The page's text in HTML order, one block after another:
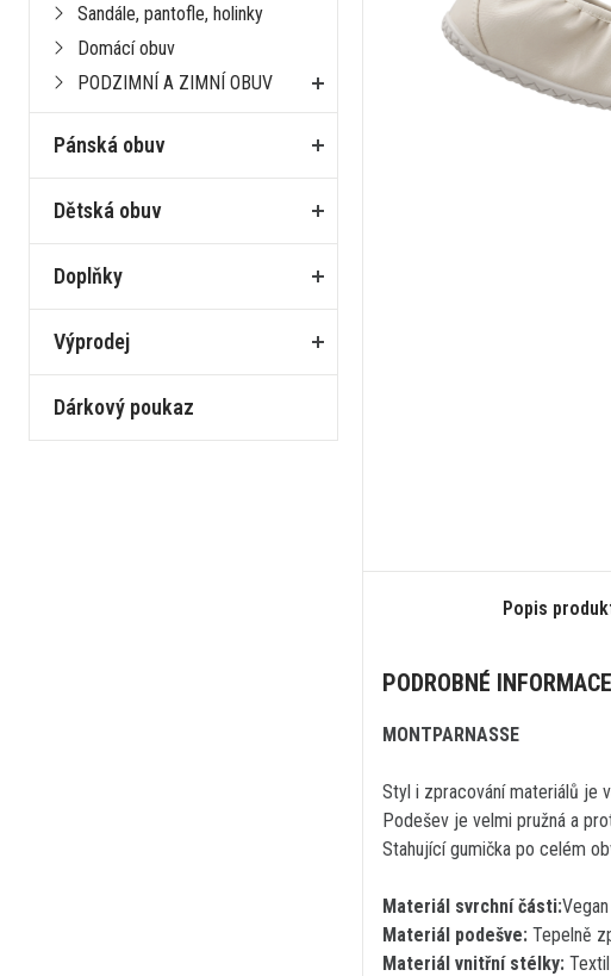
Popis
PODROBNÉ INFORMACE
MONTPARNASSE
Styl i zpracování materiálů je
Podešev je velmi pružná a
Stahující gumička po celém
Materiál svrchní části:
Materiál podešve: Tepelně
Materiál vnitřní stélky: Textil
Sandále, pantofle, holinky
Domácí obuv
PODZIMNÍ A ZIMNÍ OBUV
Pánská obuv
Dětská obuv
Doplňky
Výprodej
Dárkový poukaz